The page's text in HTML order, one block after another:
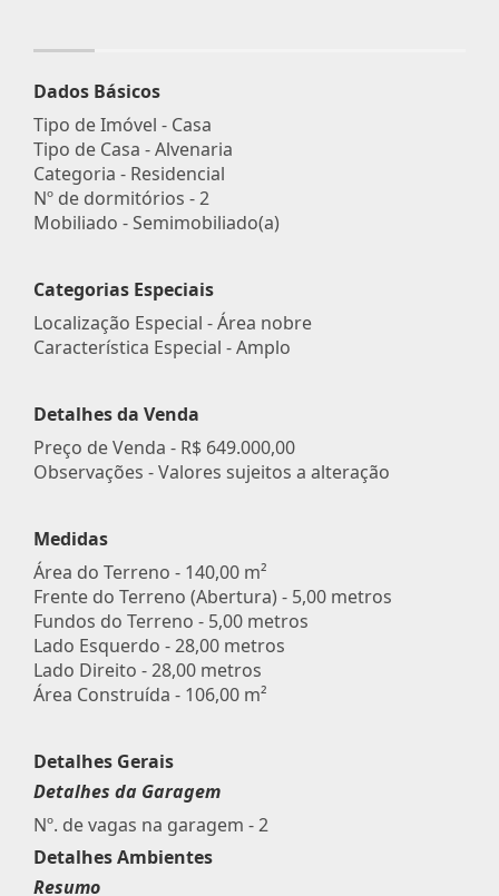
Dados Básicos
Tipo de Imóvel - Casa
Tipo de Casa - Alvenaria
Categoria - Residencial
Nº de dormitórios - 2
Mobiliado - Semimobiliado(a)
Categorias Especiais
Localização Especial - Área nobre
Característica Especial - Amplo
Detalhes da Venda
Preço de Venda - R$ 649.000,00
Observações - Valores sujeitos a alteração
Medidas
Área do Terreno - 140,00 m²
Frente do Terreno (Abertura) - 5,00 metros
Fundos do Terreno - 5,00 metros
Lado Esquerdo - 28,00 metros
Lado Direito - 28,00 metros
Área Construída - 106,00 m²
Detalhes Gerais
Detalhes da Garagem
Nº. de vagas na garagem - 2
Detalhes Ambientes
Resumo